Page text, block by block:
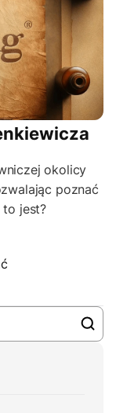
okolicy
poznać
to jest?